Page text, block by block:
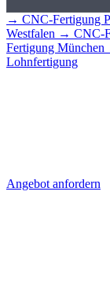
→ CNC-Fertigung
Westfalen → CNC-
Fertigung München
Lohnfertigung
Angebot anfordern